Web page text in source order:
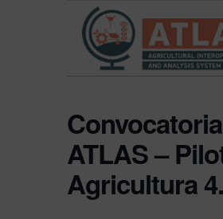
Convocatoria
ATLAS –
Agricultura